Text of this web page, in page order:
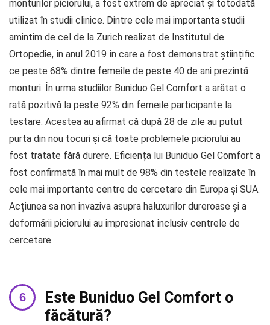
monturilor piciorului, a fost extrem de apreciat și totodată
utilizat în studii clinice. Dintre cele mai importanta studii
amintim de cel de la Zurich realizat de Institutul de
Ortopedie, în anul 2019 în care a fost demonstrat științific
ce peste 68% dintre femeile de peste 40 de ani prezintă
monturi. În urma studiilor Buniduo Gel Comfort a arătat o
rată pozitivă la peste 92% din femeile participante la
testare. Acestea au afirmat că după 28 de zile au putut
purta din nou tocuri și că toate problemele piciorului au
fost tratate fără durere. Eficiența lui Buniduo Gel Comfort a
fost confirmată în mai mult de 98% din testele realizate în
cele mai importante centre de cercetare din Europa și SUA.
Acțiunea sa non invaziva asupra haluxurilor dureroase și a
deformării piciorului au impresionat inclusiv centrele de
cercetare.
Este Buniduo Gel Comfort o
făcătură?